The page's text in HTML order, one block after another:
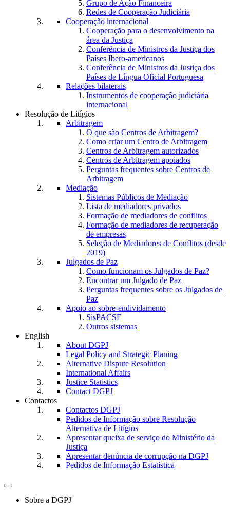
Grupo de Ação Financeira
Redes de Cooperação Judiciária
Cooperação internacional
Cooperação para o desenvolvimento na
área da Justiça
Conferência de Ministros da Justiça dos
Países Ibero-americanos
Conferência de Ministros da Justiça dos
Países de Língua Oficial Portuguesa
Relações bilaterais
Instrumentos de cooperação judiciária
internacional
Resolução de Litígios
Arbitragem
O que são Centros de Arbitragem?
Como criar um Centro de Arbitragem
Centros de Arbitragem autorizados
Centros de Arbitragem apoiados
Perguntas frequentes sobre Centros de
Arbitragem
Mediação
Sistemas Públicos de Mediação
Lista de mediadores privados
Formação de mediadores de conflitos
Formação de mediadores de recuperação
de empresas
Seleção de Mediadores de Conflitos (desde
2019)
Julgados de Paz
Como funcionam os Julgados de Paz?
Encontrar um Julgado de Paz
Perguntas frequentes sobre os Julgados de
Paz
Apoio ao sobre-endividamento
SisPACSE
Outros sistemas
English
About DGPJ
Legal Policy and Strategic Planing
Alternative Dispute Resolution
International Affairs
Justice Statistics
Contact DGPJ
Contactos
Contactos DGPJ
Pedidos de Informação sobre Resolução
Alternativa de Litígios
Apresentar queixa de serviço do Ministério da
Justiça
Apresentar denúncia de corrupção na DGPJ
Pedidos de Informação Estatística
Toggle
navigationSobre a DGPJ